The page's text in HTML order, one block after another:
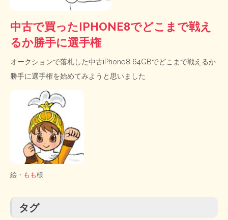
中古で買ったIPHONE8でどこまで戦え
るか勝手に選手権
オークションで落札した中古iPhone8 64GBでどこまで戦えるか
勝手に選手権を始めてみようと思いました
絵・ もも様
タグ